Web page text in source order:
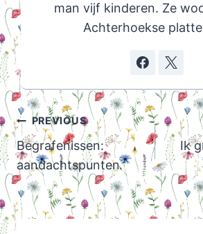
man vijf kinderen. Ze
Achterhoekse
Post
navigation
PREVIOUS
Begrafenissen:
aandachtspunten
Ik